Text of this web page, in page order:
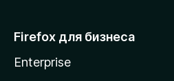
Firefox для бизнеса
Enterprise